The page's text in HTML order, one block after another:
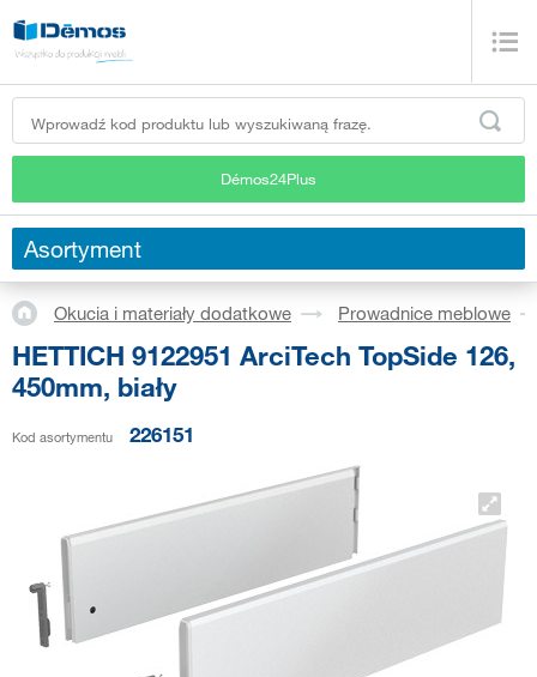
Démos24Plus
Asortyment
Okucia i materiały dodatkowe Prowadnice meblowe
HETTICH 9122951 ArciTech TopSide 126,
450mm, biały
Kod asortymentu 226151